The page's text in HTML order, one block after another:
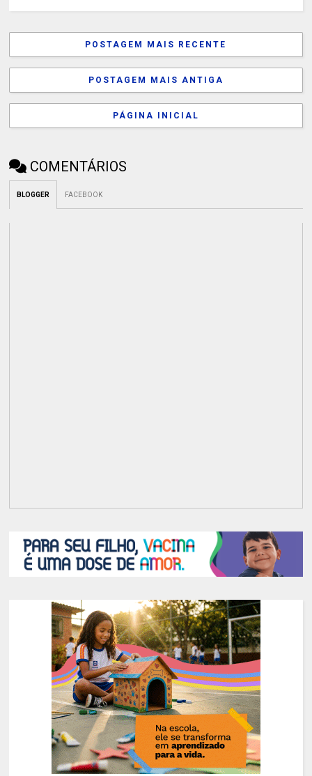
POSTAGEM MAIS RECENTE
POSTAGEM MAIS ANTIGA
PÁGINA INICIAL
COMENTÁRIOS
BLOGGER FACEBOOK